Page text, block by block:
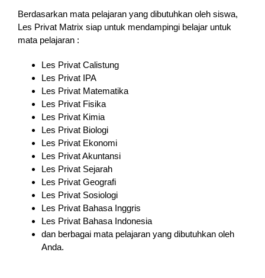
Berdasarkan mata pelajaran yang dibutuhkan oleh siswa,
Les Privat Matrix siap untuk mendampingi belajar untuk
mata pelajaran :
Les Privat Calistung
Les Privat IPA
Les Privat Matematika
Les Privat Fisika
Les Privat Kimia
Les Privat Biologi
Les Privat Ekonomi
Les Privat Akuntansi
Les Privat Sejarah
Les Privat Geografi
Les Privat Sosiologi
Les Privat Bahasa Inggris
Les Privat Bahasa Indonesia
dan berbagai mata pelajaran yang dibutuhkan oleh
Anda.